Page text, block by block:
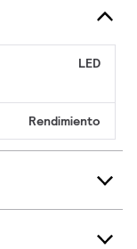
LED
Rendimiento